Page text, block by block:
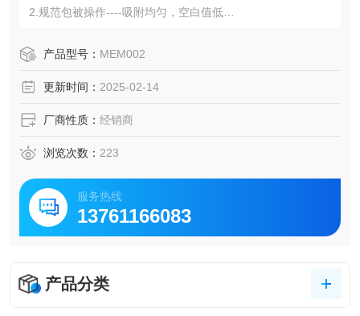
2.规范包被操作----吸附均匀，空白值低
4.适用于血浆、血清、组织匀浆液、细胞培养上清液、尿液、
5.可检测动物类型丰富：人、猴、大鼠、小鼠、兔、猪、犬、
6.检测指标齐全：炎症因子、血管生成素、动脉粥样硬化因
子、趋化因子、生长因子、基质金属蛋白酶、脂肪因子等。
产品型号： MEM002
更新时间： 2025-02-14
厂商性质： 经销商
浏览次数： 223
服务热线
13761166083
产品分类